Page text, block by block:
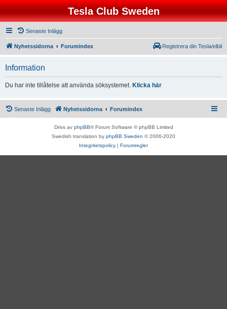
Tesla Club Sweden
Senaste Inlägg
Nyhetssidorna Forumindex Registrera din Tesla/elbil
Information
Du har inte tillåtelse att använda söksystemet. Klicka här
Senaste Inlägg Nyhetssidorna Forumindex
Drivs av phpBB® Forum Software © phpBB Limited
Swedish translation by phpBB Sweden © 2006-2020
Integritetspolicy | Forumregler